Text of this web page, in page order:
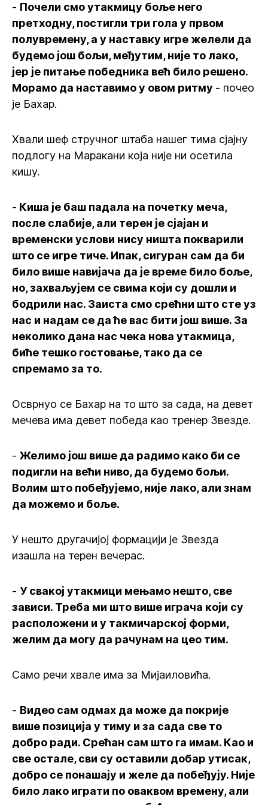
- Почели смо утакмицу боље него
претходну, постигли три гола у првом
полувремену, а у наставку игре желели да
будемо још бољи, међутим, није то лако,
јер је питање победника већ било решено.
Морамо да наставимо у овом ритму - почео
је Бахар.
Хвали шеф стручног штаба нашег тима сјајну
подлогу на Маракани која није ни осетила
кишу.
- Киша је баш падала на почетку меча,
после слабије, али терен је сјајан и
временски услови нису ништа покварили
што се игре тиче. Ипак, сигуран сам да би
било више навијача да је време било боље,
но, захваљујем се свима који су дошли и
бодрили нас. Заиста смо срећни што сте уз
нас и надам се да ће вас бити још више. За
неколико дана нас чека нова утакмица,
биће тешко гостовање, тако да се
спремамо за то.
Осврнуо се Бахар на то што за сада, на девет
мечева има девет победа као тренер Звезде.
- Желимо још више да радимо како би се
подигли на већи ниво, да будемо бољи.
Волим што побеђујемо, није лако, али знам
да можемо и боље.
У нешто другачијој формацији је Звезда
изашла на терен вечерас.
- У свакој утакмици мењамо нешто, све
зависи. Треба ми што више играча који су
расположени и у такмичарској форми,
желим да могу да рачунам на цео тим.
Само речи хвале има за Мијаиловића.
- Видео сам одмах да може да покрије
више позиција у тиму и за сада све то
добро ради. Срећан сам што га имам. Као и
све остале, сви су оставили добар утисак,
добро се понашају и желе да побеђују. Није
било лако играти по оваквом времену, али